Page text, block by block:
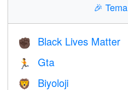
🎉 Tema
✊🏿 Black Lives Matter
🏃 Gta
🦁 Biyoloji